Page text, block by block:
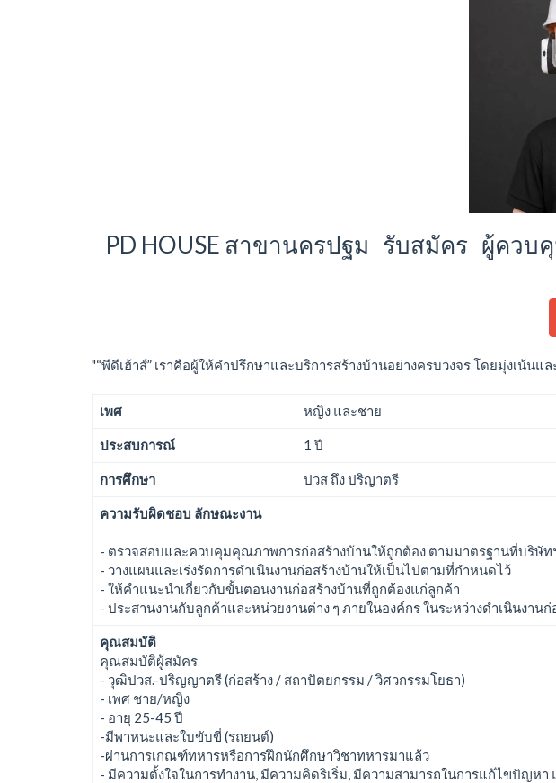
PD HOUSE สาขานครปฐม รับสมัคร ผู้คว
"“พีดีเฮ้าส์” เราคือผู้ให้คำปรึกษาและบริการสร้างบ้านอย่างครบวงจร โดยมุ่งเน้น
เพศ หญิง และชาย
ประสบการณ์ 1 ปี
การศึกษา ปวส ถึง ปริญาตรี
ความรับผิดชอบ ลักษณะงาน
- ตรวจสอบและควบคุมคุณภาพการก่อสร้างบ้านให้ถูกต้อง ตามมาตรฐานที่บริษัท
- วางแผนและเร่งรัดการดำเนินงานก่อสร้างบ้านให้เป็นไปตามที่กำหนดไว้
- ให้คำแนะนำเกี่ยวกับขั้นตอนงานก่อสร้างบ้านที่ถูกต้องแก่ลูกค้า
- ประสานงานกับลูกค้าและหน่วยงานต่าง ๆ ภายในองค์กร ในระหว่างดำเนินงา
คุณสมบัติ
คุณสมบัติผู้สมัคร
- วุฒิปวส.-ปริญญาตรี (ก่อสร้าง / สถาปัตยกรรม / วิศวกรรมโยธา)
- เพศ ชาย/หญิง
- อายุ 25-45 ปี
-มีพาหนะและใบขับขี่ (รถยนต์)
-ผ่านการเกณฑ์ทหารหรือการฝึกนักศึกษาวิชาทหารมาแล้ว
- มีความตั้งใจในการทำงาน, มีความคิดริเริ่ม, มีความสามารถในการแก้ไขปัญห